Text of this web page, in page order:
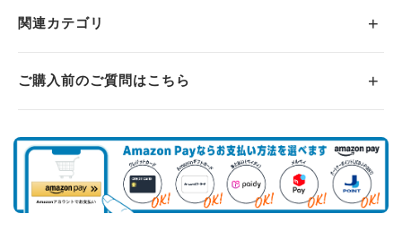
関連カテゴリ
ご購入前のご質問はこちら